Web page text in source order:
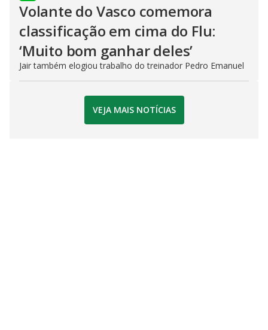
Volante do Vasco comemora
classificação em cima do Flu:
‘Muito bom ganhar deles’
Jair também elogiou trabalho do treinador Pedro Emanuel
VEJA MAIS NOTÍCIAS